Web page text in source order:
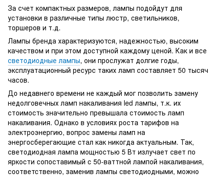
За счет компактных размеров, лампы подойдут для
установки в различные типы люстр, светильников,
торшеров и т.д.
Лампы бренда характеризуются, надежностью, высоким
качеством и при этом доступной каждому ценой. Как и все
светодиодные лампы, они прослужат долгие годы,
эксплуатационный ресурс таких ламп составляет 50 тысяч
часов.
До недавнего времени не каждый мог позволить замену
недолговечных ламп накаливания led лампы, т.к. их
стоимость значительно превышала стоимость ламп
накаливания. Однако в условиях роста тарифов на
электроэнергию, вопрос замены ламп на
энергосберегающие стал как никогда актуальным. Так,
светодиодная лампа мощностью 5 Вт излучает свет по
яркости сопоставимый с 50-ваттной лампой накаливания,
соответственно, заменив лампы светодиодными, можно